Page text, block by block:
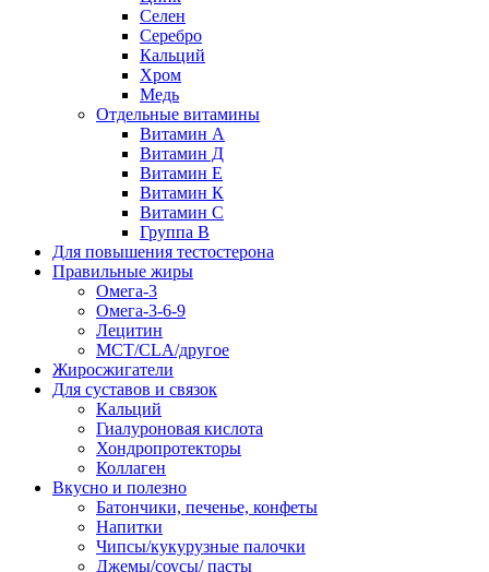
Селен
Серебро
Кальций
Хром
Медь
Отдельные витамины
Витамин А
Витамин Д
Витамин Е
Витамин К
Витамин С
Группа В
Для повышения тестостерона
Правильные жиры
Омега-3
Омега-3-6-9
Лецитин
MCT/CLA/другое
Жиросжигатели
Для суставов и связок
Кальций
Гиалуроновая кислота
Хондропротекторы
Коллаген
Вкусно и полезно
Батончики, печенье, конфеты
Напитки
Чипсы/кукурузные палочки
Джемы/соусы/ пасты